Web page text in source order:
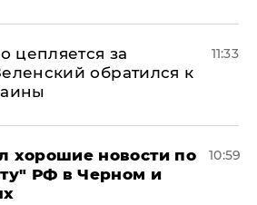
цепляется за
обратился к
11:33
хорошие новости по
РФ в Черном и
10:59